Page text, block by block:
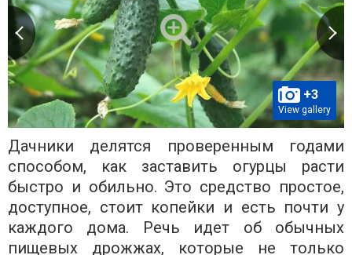
+3
View gallery
Дачники делятся проверенным годами
способом, как заставить огурцы расти
быстро и обильно. Это средство простое,
доступное, стоит копейки и есть почти у
каждого дома. Речь идет об обычных
пищевых дрожжах, которые не только